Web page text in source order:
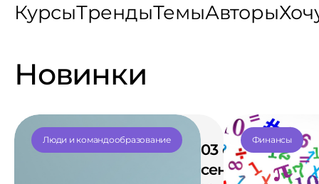
КурсыТрендыТемыАвторы
Новинки
Люди и командообразование
03 сентября –
сентября 2026
Финансы